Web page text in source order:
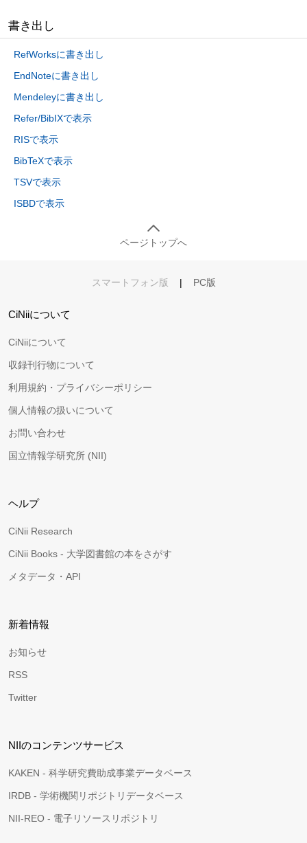
書き出し
RefWorksに書き出し
EndNoteに書き出し
Mendeleyに書き出し
Refer/BibIXで表示
RISで表示
BibTeXで表示
TSVで表示
ISBDで表示
ページトップへ
スマートフォン版 | PC版
CiNiiについて
CiNiiについて
収録刊行物について
利用規約・プライバシーポリシー
個人情報の扱いについて
お問い合わせ
国立情報学研究所 (NII)
ヘルプ
CiNii Research
CiNii Books - 大学図書館の本をさがす
メタデータ・API
新着情報
お知らせ
RSS
Twitter
NIIのコンテンツサービス
KAKEN - 科学研究費助成事業データベース
IRDB - 学術機関リポジトリデータベース
NII-REO - 電子リソースリポジトリ